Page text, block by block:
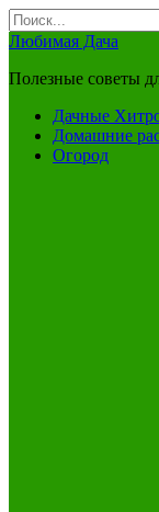
Перейти
к
Search
for:
Любимая Дача
Полезные советы
Дачные
Домашние
Огород